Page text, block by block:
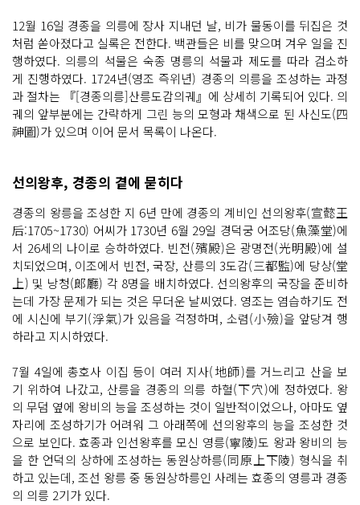
12월 16일 경종을 의릉에 장사 지내던 날, 비가 물동이를 뒤집은 것
처럼 쏟아졌다고 실록은 전한다. 백관들은 비를 맞으며 겨우 일을 진
행하였다. 의릉의 석물은 숙종 명릉의 석물과 제도를 따라 검소하
게 진행하였다. 1724년(영조 즉위년) 경종의 의릉을 조성하는 과정
과 절차는 『[경종의릉]산릉도감의궤』에 상세히 기록되어 있다. 의
궤의 앞부분에는 간략하게 그린 능의 모형과 채색으로 된 사신도(四
神圖)가 있으며 이어 문서 목록이 나온다.
선의왕후, 경종의 곁에 묻히다
경종의 왕릉을 조성한 지 6년 만에 경종의 계비인 선의왕후(宣懿王
后:1705~1730) 어씨가 1730년 6월 29일 경덕궁 어조당(魚藻堂)에
서 26세의 나이로 승하하였다. 빈전(殯殿)은 광명전(光明殿)에 설
치되었으며, 이조에서 빈전, 국장, 산릉의 3도감(三都監)에 당상(堂
上) 및 낭청(郞廳) 각 8명을 배치하였다. 선의왕후의 국장을 준비하
는데 가장 문제가 되는 것은 무더운 날씨였다. 영조는 염습하기도 전
에 시신에 부기(浮氣)가 있음을 걱정하며, 소렴(小殮)을 앞당겨 행
하라고 지시하였다.
7월 4일에 총호사 이집 등이 여러 지사(地師)를 거느리고 산을 보
기 위하여 나갔고, 산릉을 경종의 의릉 하혈(下穴)에 정하였다. 왕
의 무덤 옆에 왕비의 능을 조성하는 것이 일반적이었으나, 아마도 옆
자리에 조성하기가 어려워 그 아래쪽에 선의왕후의 능을 조성한 것
으로 보인다. 효종과 인선왕후를 모신 영릉(寧陵)도 왕과 왕비의 능
을 한 언덕의 상하에 조성하는 동원상하릉(同原上下陵) 형식을 취
하고 있는데, 조선 왕릉 중 동원상하릉인 사례는 효종의 영릉과 경종
의 의릉 2기가 있다.